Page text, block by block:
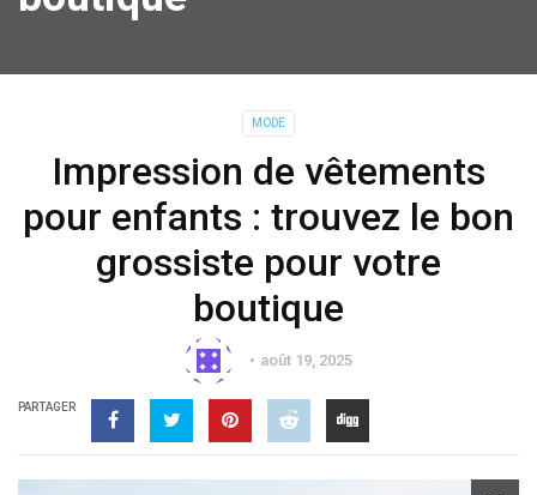
MODE
Impression de vêtements
pour enfants : trouvez le bon
grossiste pour votre
boutique
août 19, 2025
PARTAGER